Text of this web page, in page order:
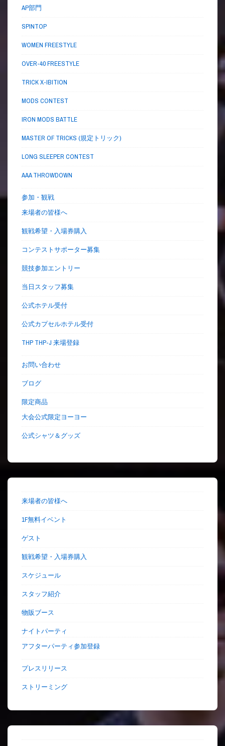
AP部門
SPINTOP
WOMEN FREESTYLE
OVER-40 FREESTYLE
TRICK X-IBITION
MODS CONTEST
IRON MODS BATTLE
MASTER OF TRICKS (規定トリック)
LONG SLEEPER CONTEST
AAA THROWDOWN
参加・観戦
来場者の皆様へ
観戦希望・入場券購入
コンテストサポーター募集
競技参加エントリー
当日スタッフ募集
公式ホテル受付
公式カプセルホテル受付
THP THP-J 来場登録
お問い合わせ
ブログ
限定商品
大会公式限定ヨーヨー
公式シャツ＆グッズ
来場者の皆様へ
1F無料イベント
ゲスト
観戦希望・入場券購入
スケジュール
スタッフ紹介
物販ブース
ナイトパーティ
アフターパーティ参加登録
プレスリリース
ストリーミング